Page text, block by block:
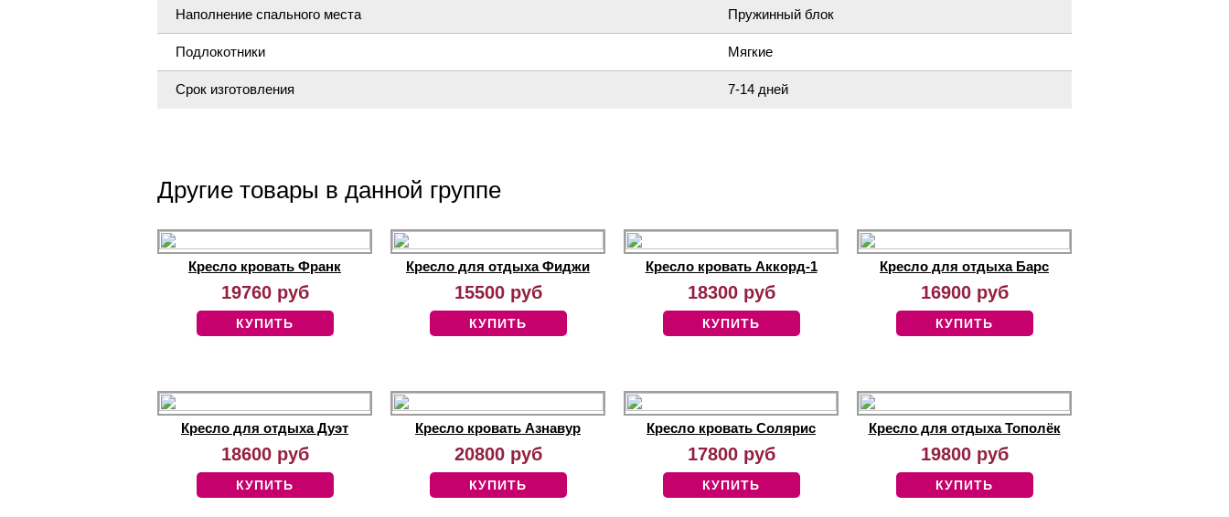
Наполнение спального места Пружинный блок
Подлокотники Мягкие
Срок изготовления 7-14 дней
Другие товары в данной группе
Кресло кровать Франк
19760 руб
КУПИТЬ
Кресло для отдыха Фиджи
15500 руб
КУПИТЬ
Кресло кровать Аккорд-1
18300 руб
КУПИТЬ
Кресло для отдыха Барс
16900 руб
КУПИТЬ
Кресло для отдыха Дуэт
18600 руб
КУПИТЬ
Кресло кровать Азнавур
20800 руб
КУПИТЬ
Кресло кровать Солярис
17800 руб
КУПИТЬ
Кресло для отдыха Тополёк
19800 руб
КУПИТЬ